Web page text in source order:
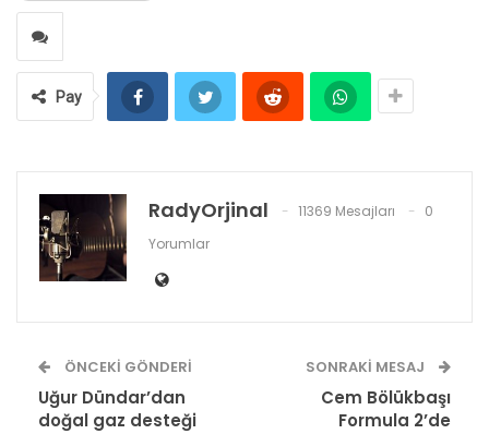
Pay
RadyOrjinal 11369 Mesajları
0
Yorumlar
ÖNCEKI GÖNDERI
Uğur Dündar’dan
doğal gaz desteği
SONRAKI MESAJ
Cem Bölükbaşı
Formula 2’de